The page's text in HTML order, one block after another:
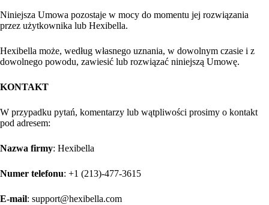
Niniejsza Umowa pozostaje w mocy do momentu jej rozwiązania
przez użytkownika lub Hexibella.
Hexibella może, według własnego uznania, w dowolnym czasie i z
dowolnego powodu, zawiesić lub rozwiązać niniejszą Umowę.
KONTAKT
W przypadku pytań, komentarzy lub wątpliwości prosimy o kontakt
pod adresem:
Nazwa firmy: Hexibella
Numer telefonu: +1 (213)-477-3615
E-mail: support@hexibella.com